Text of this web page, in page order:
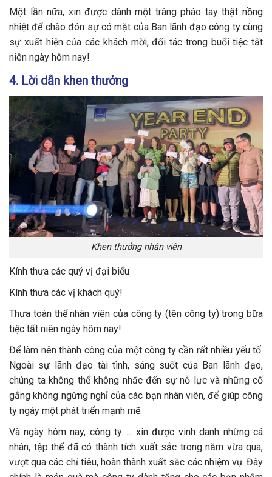
Một lần nữa, xin được dành một tràng pháo tay thật nồng
nhiệt để chào đón sự có mặt của Ban lãnh đạo công ty cùng
sự xuất hiện của các khách mời, đối tác trong buổi tiệc tất
niên ngày hôm nay!
4. Lời dẫn khen thưởng
Khen thưởng nhân viên
Kính thưa các quý vị đại biểu
Kính thưa các vị khách quý!
Thưa toàn thể nhân viên của công ty (tên công ty) trong bữa
tiệc tất niên ngày hôm nay!
Để làm nên thành công của một công ty cần rất nhiều yếu tố.
Ngoài sự lãnh đạo tài tình, sáng suốt của Ban lãnh đạo,
chúng ta không thể không nhắc đến sự nỗ lực và những cố
gắng không ngừng nghỉ của các bạn nhân viên, để giúp công
ty ngày một phát triển mạnh mẽ.
Và ngày hôm nay, công ty … xin được vinh danh những cá
nhân, tập thể đã có thành tích xuất sắc trong năm vừa qua,
vượt qua các chỉ tiêu, hoàn thành xuất sắc các nhiệm vụ. Đây